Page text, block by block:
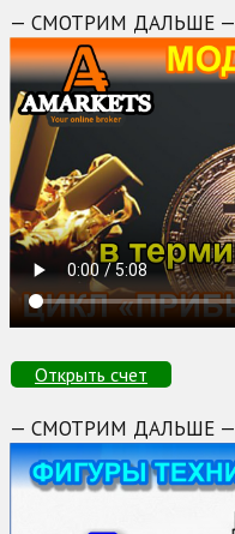
— СМОТРИМ ДАЛЬШЕ —
Открыть счет
— СМОТРИМ ДАЛЬШЕ —